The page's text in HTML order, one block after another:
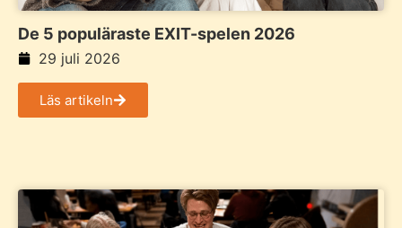
De 5 populäraste EXIT-spelen 2026
29 juli 2026
Läs artikeln